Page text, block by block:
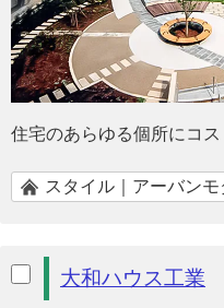
住宅のあらゆる個所にコ
スタイル｜アーバンモ
大和ハウス工業